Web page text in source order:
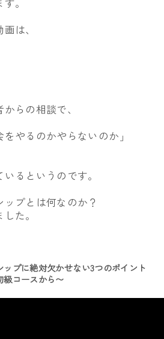
。
は、
らの相談で、
をやるのかやらないのか」
るというのです。
プとは何なのか？
た。
プに絶対欠かせない3つのポイント
級コースから〜